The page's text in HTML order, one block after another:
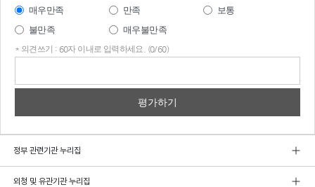
매우만족 만족
보통
불만족
매우불만족
* 의견쓰기 : 60자 이내로 입력하세요. (0/60)
정부 관련기관 누리집
외청 및 유관기관 누리집